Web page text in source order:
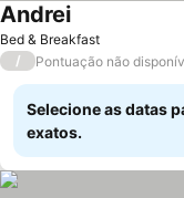
Bed & Breakfast
AndreiVer preços
/ Pontuação não
Selecione as datas
exatos.